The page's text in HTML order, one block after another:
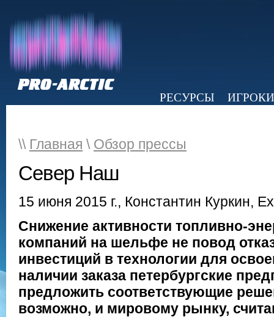
РЕСУРСЫ
ИГРОКИ
\\ Главная \ Обзор прессы
Север Наш
15 июня 2015 г., Константин Куркин,
Снижение активности топливно-
компаний на шельфе не повод
инвестиций в технологии для
наличии заказа петербургские
предложить соответствующие
возможно, и мировому рынку,